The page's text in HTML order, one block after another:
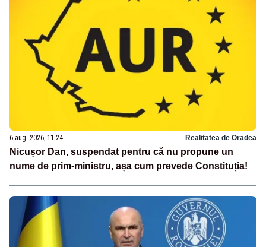
6 aug. 2026, 11:24 Realitatea de Oradea
Nicușor Dan, suspendat pentru că nu propune un
nume de prim-ministru, așa cum prevede Constituția!